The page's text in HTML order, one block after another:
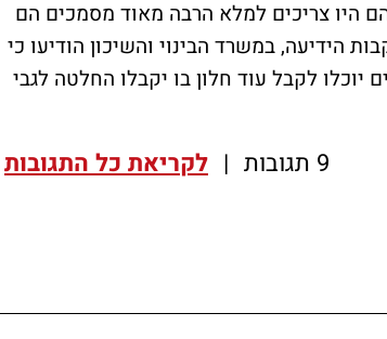
היו צריכים למלא הרבה מאוד מסמכים הם
הידיעה, במשרד הבינוי והשיכון הודיעו כי
לקבל עוד חלון בו יקבלו החלטה לגבי
9 תגובות | לקריאת כל התגובות